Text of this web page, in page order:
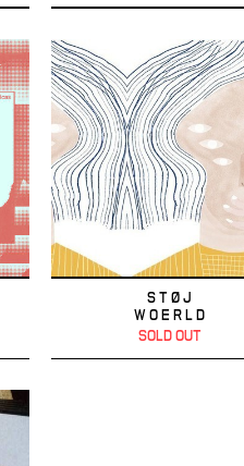
S T Ø J
W O E R L D
SOLD OUT